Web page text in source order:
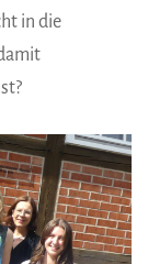
in die